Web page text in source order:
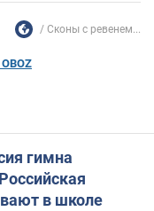
Сконы с ревенем...
гимна
в школе